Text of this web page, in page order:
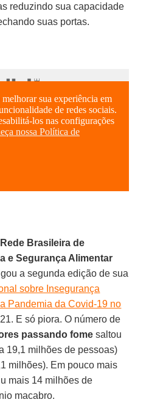
reduzindo sua capacidade
suas portas.
Rede Brasileira de
e Segurança Alimentar
a segunda edição de sua
sobre Insegurança
Pandemia da Covid-19 no
E só piora. O número de
passando fome saltou
19,1 milhões de pessoas)
milhões). Em pouco mais
mais 14 milhões de
macabro.